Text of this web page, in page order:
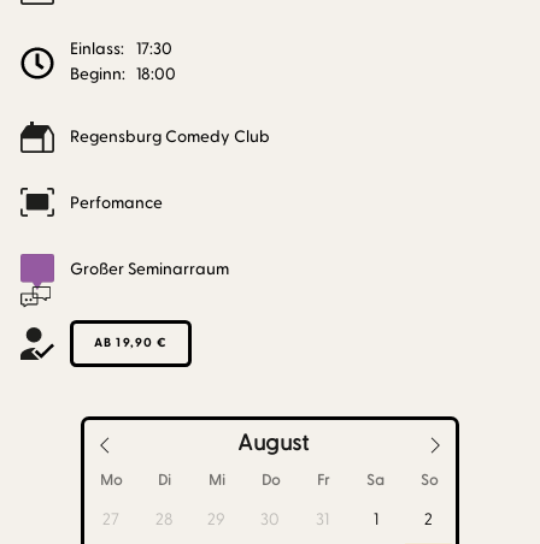
Einlass: 17:30
Beginn: 18:00
Regensburg Comedy Club
Perfomance
Großer Seminarraum
AB 19,90 €
August
Mo Di Mi Do Fr Sa So
27 28 29 30 31 1 2